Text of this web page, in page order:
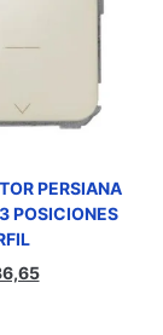
PERSIANA
POSICIONES